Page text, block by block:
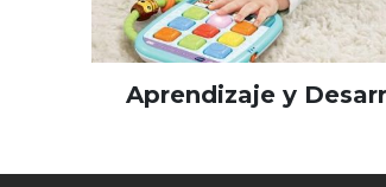
Aprendizaje y